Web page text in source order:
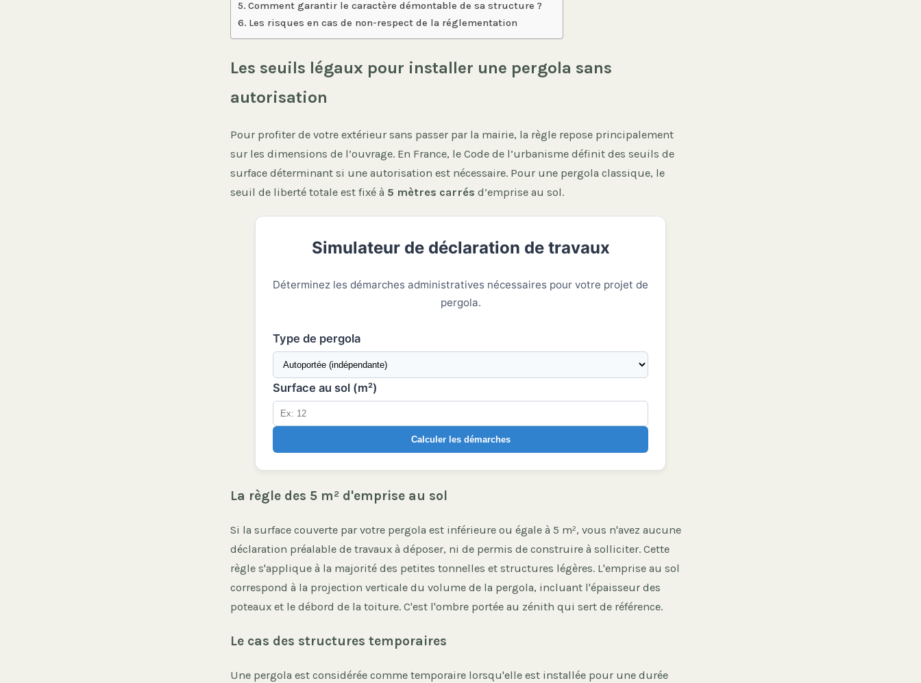
Comment garantir le caractère démontable de sa structure ?
Les risques en cas de non-respect de la réglementation
Les seuils légaux pour installer une pergola sans
autorisation
Pour profiter de votre extérieur sans passer par la mairie, la règle repose principalement
sur les dimensions de l’ouvrage. En France, le Code de l’urbanisme définit des seuils de
surface déterminant si une autorisation est nécessaire. Pour une pergola classique, le
seuil de liberté totale est fixé à 5 mètres carrés d’emprise au sol.
Simulateur de déclaration de travaux
Déterminez les démarches administratives nécessaires pour votre projet de
pergola.
Type de pergola
Surface au sol (m²)
Calculer les démarches
La règle des 5 m² d'emprise au sol
Si la surface couverte par votre pergola est inférieure ou égale à 5 m², vous n'avez aucune
déclaration préalable de travaux à déposer, ni de permis de construire à solliciter. Cette
règle s'applique à la majorité des petites tonnelles et structures légères. L'emprise au sol
correspond à la projection verticale du volume de la pergola, incluant l'épaisseur des
poteaux et le débord de la toiture. C'est l'ombre portée au zénith qui sert de référence.
Le cas des structures temporaires
Une pergola est considérée comme temporaire lorsqu'elle est installée pour une durée